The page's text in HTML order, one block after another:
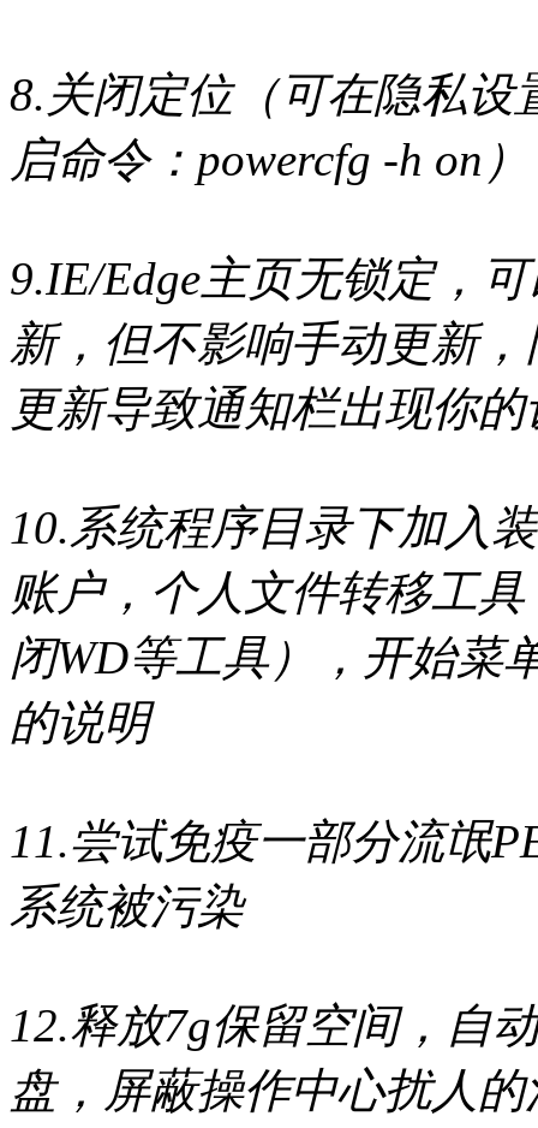
8.关闭定位（可在隐私设
启命令：powercfg -h on
9.IE/Edge主页无锁定，
新，但不影响手动更新
更新导致通知栏出现你
10.系统程序目录下加入
账户，个人文件转移工
闭WD等工具），开始菜
的说明
11.尝试免疫一部分流氓
系统被污染
12.释放7g保留空间，自
盘，屏蔽操作中心扰人